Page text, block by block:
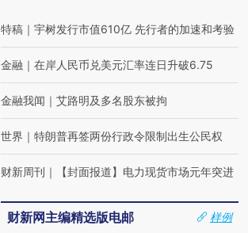
特稿 ｜ 宇树发行市值610亿 先行者的加速和考验
金融 ｜ 在岸人民币兑美元汇率连日升破6.75
金融我闻 ｜ 艾路明及多名股东被拘
世界 ｜ 特朗普再签两份行政令限制出生公民权
财新周刊 ｜ 【封面报道】电力现货市场元年突进
财新网主编精选版电邮
样例